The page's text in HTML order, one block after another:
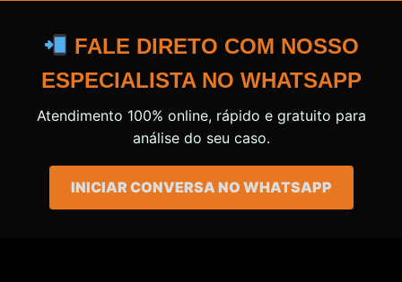
FALE DIRETO COM NOSSO
ESPECIALISTA NO WHATSAPP
Atendimento 100% online, rápido e gratuito para
análise do seu caso.
INICIAR CONVERSA NO WHATSAPP